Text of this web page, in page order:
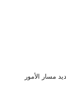
مسار الأمور